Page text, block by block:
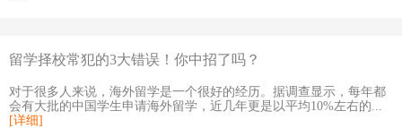
留学择校常犯的3大错误！你中招了吗？
对于很多人来说，海外留学是一个很好的经历。据调查显示，每年都
会有大批的中国学生申请海外留学，近几年更是以平均10%左右的...
[详细]